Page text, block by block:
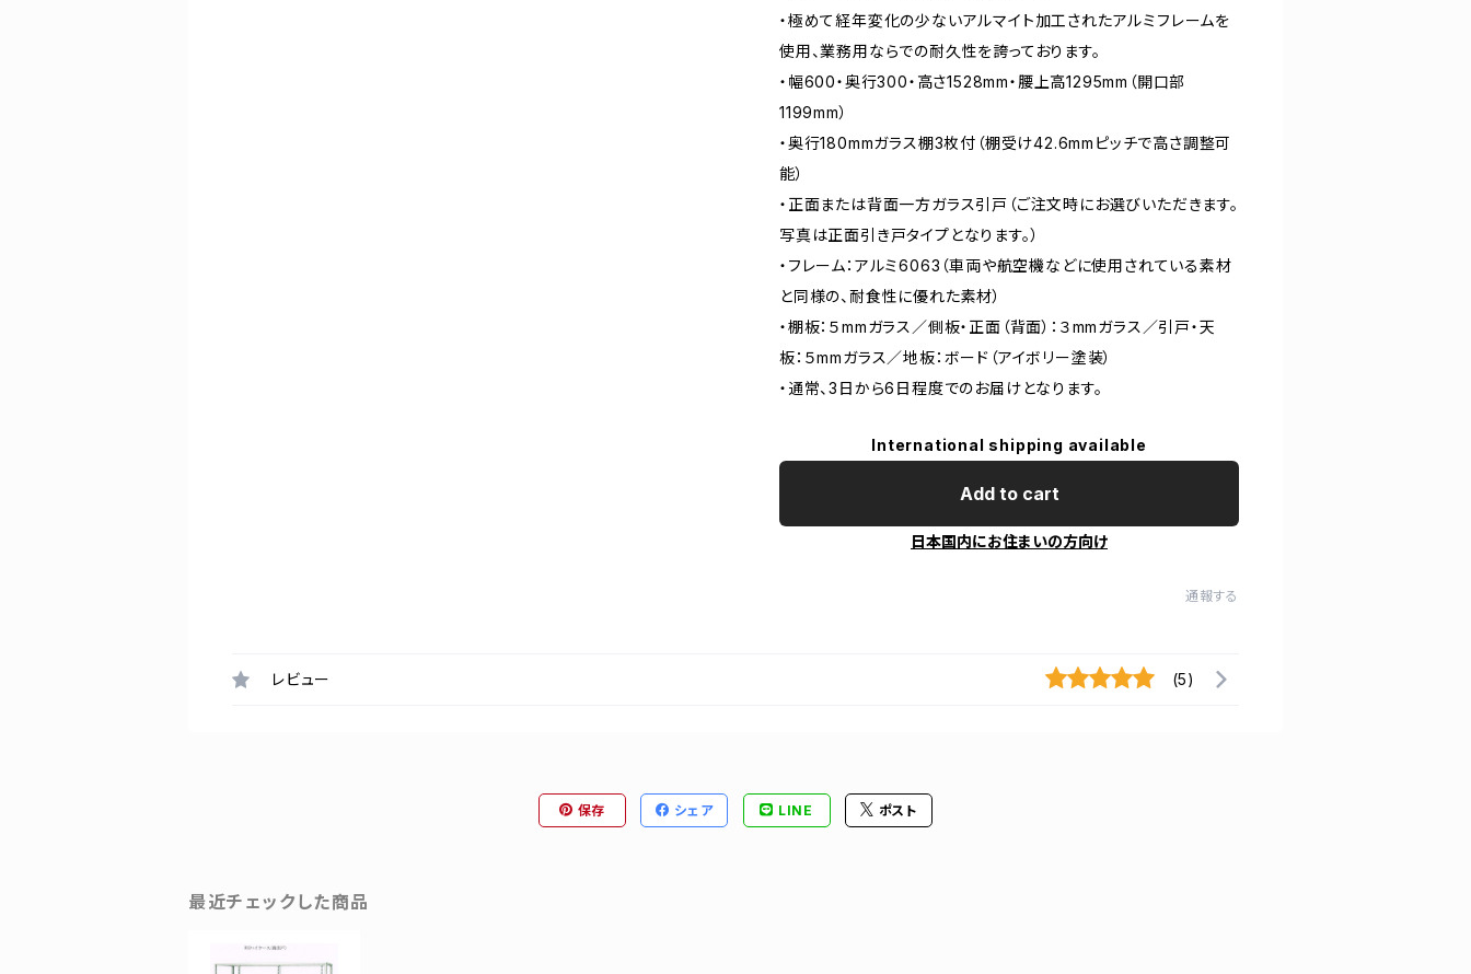
・極めて経年変化の少ないアルマイト加工されたアルミフレームを
使用、業務用ならでの耐久性を誇っております。
・幅600・奥行300・高さ1528mm・腰上高1295mm（開口部
1199mm）
・奥行180mmガラス棚3枚付（棚受け42.6mmピッチで高さ調整可
能）
・正面または背面一方ガラス引戸（ご注文時にお選びいただきます。
写真は正面引き戸タイプとなります。）
・フレーム：アルミ6063（車両や航空機などに使用されている素材
と同様の、耐食性に優れた素材）
・棚板：５mmガラス／側板・正面（背面）：３mmガラス／引戸・天
板：５mmガラス／地板：ボード（アイボリー塗装）
・通常、3日から6日程度でのお届けとなります。
International shipping available
Add to cart
日本国内にお住まいの方向け
通報する
レビュー (5)
保存 シェア LINE ポスト
最近チェックした商品